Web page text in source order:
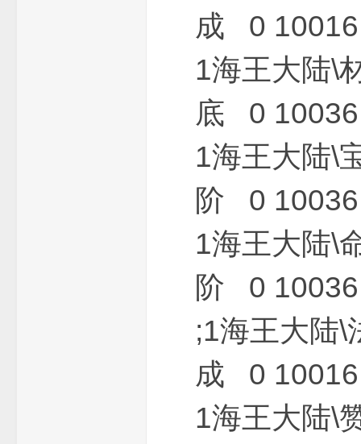
成 0
1海王大
底 0
1海王大
阶 0
1海王大
阶 0
;1海王大
成 0
1海王大